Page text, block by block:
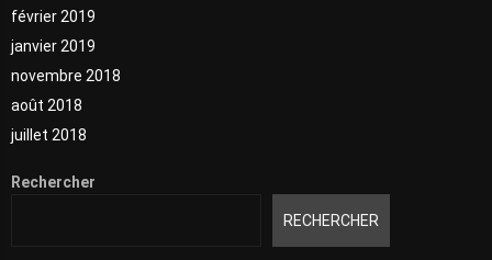
février 2019
janvier 2019
novembre 2018
août 2018
juillet 2018
Rechercher
RECHERCHER